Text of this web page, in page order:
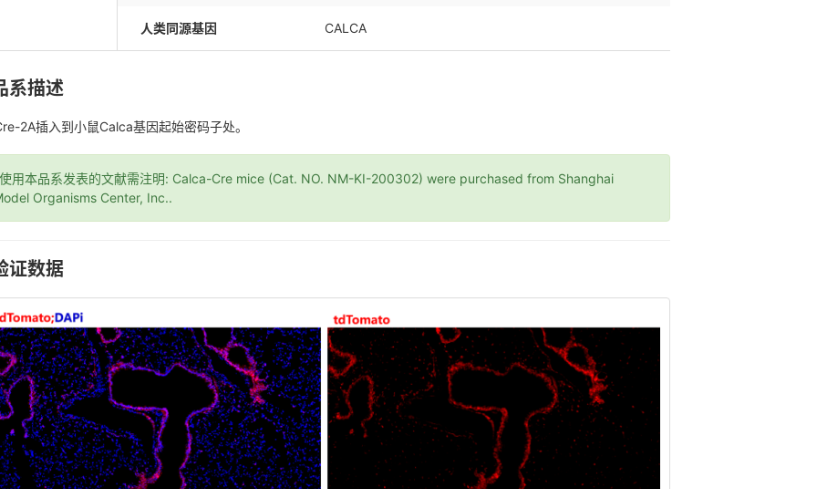
人类同源基因 CALCA
系描述
2A插入到小鼠Calca基因起始密码子处。
用本品系发表的文献需注明: Calca-Cre mice (Cat. NO. NM-KI-200302) were purchased from Shanghai
Organisms Center, Inc..
证数据